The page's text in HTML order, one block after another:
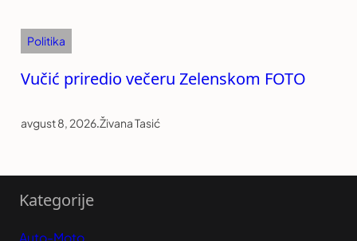
Politika
Vučić priredio večeru Zelenskom FOTO
avgust 8, 2026.Živana Tasić
Kategorije
Auto-Moto